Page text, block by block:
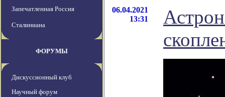
Запечатленная Россия
Сталиниана
ФОРУМЫ
Дискуссионный клуб
Научный форум
06.04.2021
13:31